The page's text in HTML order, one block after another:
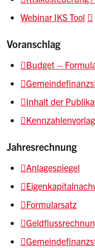
Webinar IKS Tool
Voranschlag
Budget –
Inhalt der
Jahresrechnung
Anlagespiegel
Formularsatz